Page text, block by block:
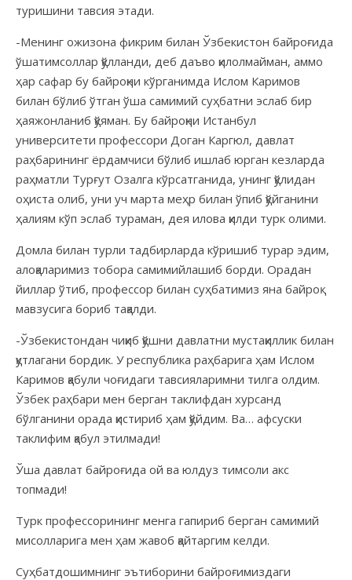
туришини тавсия этади.
-Менинг ожизона фикрим билан Ўзбекистон байроғида
ўшатимсоллар қўлланди, деб даъво қилолмайман, аммо
ҳар сафар бу байроқни кўрганимда Ислом Каримов
билан бўлиб ўтган ўша самимий суҳбатни эслаб бир
ҳаяжонланиб қўяман. Бу байроқни Истанбул
университети профессори Доган Каргюл, давлат
раҳбарининг ёрдамчиси бўлиб ишлаб юрган кезларда
раҳматли Турғут Озалга кўрсатганида, унинг қўлидан
оҳиста олиб, уни уч марта меҳр билан ўпиб қўйганини
ҳалиям кўп эслаб тураман, дея илова қилди турк олими.
Домла билан турли тадбирларда кўришиб турар эдим,
алоқаларимиз тобора самимийлашиб борди. Орадан
йиллар ўтиб, профессор билан суҳбатимиз яна байроқ
мавзусига бориб тақалди.
-Ўзбекистондан чиқиб қўшни давлатни мустақиллик билан
қутлагани бордик. У республика раҳбарига ҳам Ислом
Каримов қабули чоғидаги тавсияларимни тилга олдим.
Ўзбек раҳбари мен берган таклифдан хурсанд
бўлганини орада қистириб ҳам қўйдим. Ва… афсуски
таклифим қабул этилмади!
Ўша давлат байроғида ой ва юлдуз тимсоли акс
топмади!
Турк профессорининг менга гапириб берган самимий
мисолларига мен ҳам жавоб қайтаргим келди.
Суҳбатдошимнинг эътиборини байроғимиздаги